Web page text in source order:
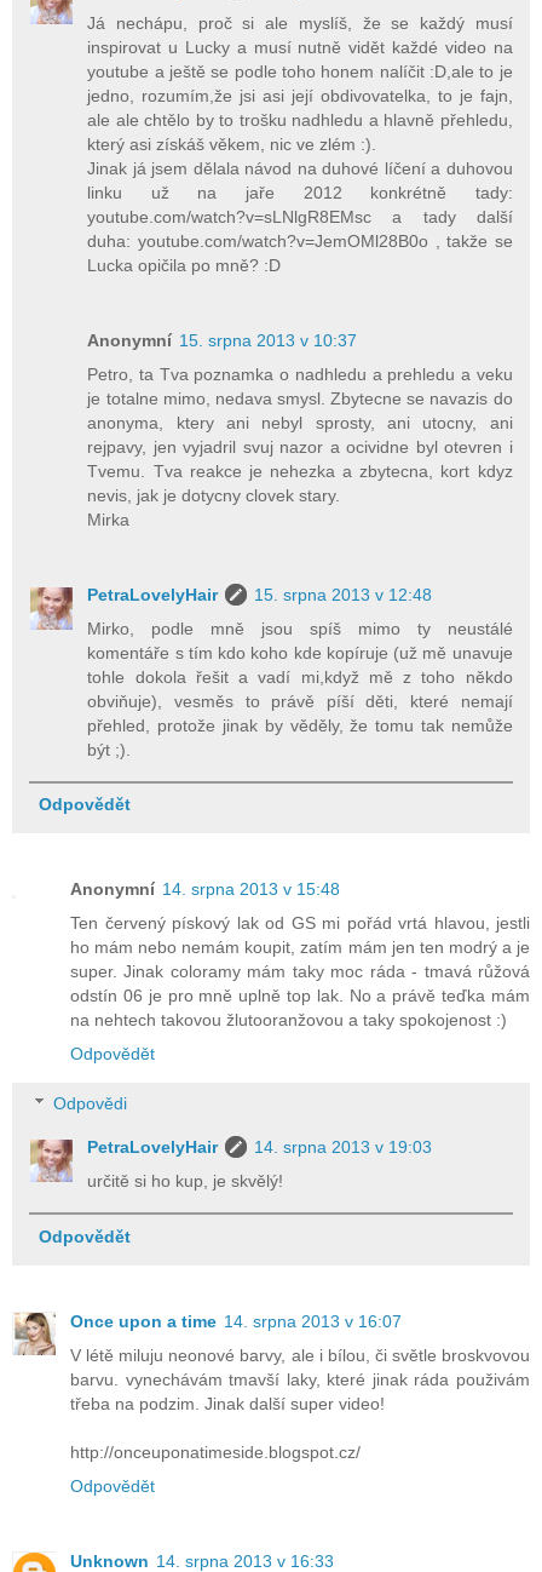
Já nechápu, proč si ale myslíš, že se každý musí
inspirovat u Lucky a musí nutně vidět každé video na
youtube a ještě se podle toho honem nalíčit :D,ale to je
jedno, rozumím,že jsi asi její obdivovatelka, to je fajn,
ale ale chtělo by to trošku nadhledu a hlavně přehledu,
který asi získáš věkem, nic ve zlém :).
Jinak já jsem dělala návod na duhové líčení a duhovou
linku už na jaře 2012 konkrétně tady:
youtube.com/watch?v=sLNlgR8EMs­c a tady další
duha: youtube.com/watch?v=JemOMl28B0­o , takže se
Lucka opičila po mně? :D
Anonymní 15. srpna 2013 v 10:37
Petro, ta Tva poznamka o nadhledu a prehledu a veku
je totalne mimo, nedava smysl. Zbytecne se navazis do
anonyma, ktery ani nebyl sprosty, ani utocny, ani
rejpavy, jen vyjadril svuj nazor a ocividne byl otevren i
Tvemu. Tva reakce je nehezka a zbytecna, kort kdyz
nevis, jak je dotycny clovek stary.
Mirka
PetraLovelyHair
15. srpna 2013 v 12:48
Mirko, podle mně jsou spíš mimo ty neustálé
komentáře s tím kdo koho kde kopíruje (už mě unavuje
tohle dokola řešit a vadí mi,když mě z toho někdo
obviňuje), vesměs to právě píší děti, které nemají
přehled, protože jinak by věděly, že tomu tak nemůže
být ;).
Odpovědět
Anonymní 14. srpna 2013 v 15:48
Ten červený pískový lak od GS mi pořád vrtá hlavou, jestli
ho mám nebo nemám koupit, zatím mám jen ten modrý a je
super. Jinak coloramy mám taky moc ráda - tmavá růžová
odstín 06 je pro mně uplně top lak. No a právě teďka mám
na nehtech takovou žlutooranžovou a taky spokojenost :)
Odpovědět
Odpovědi
PetraLovelyHair
14. srpna 2013 v 19:03
určitě si ho kup, je skvělý!
Odpovědět
Once upon a time 14. srpna 2013 v 16:07
V létě miluju neonové barvy, ale i bílou, či světle broskvovou
barvu. vynechávám tmavší laky, které jinak ráda použivám
třeba na podzim. Jinak další super video!
http://onceuponatimeside.blogspot.cz/
Odpovědět
Unknown 14. srpna 2013 v 16:33